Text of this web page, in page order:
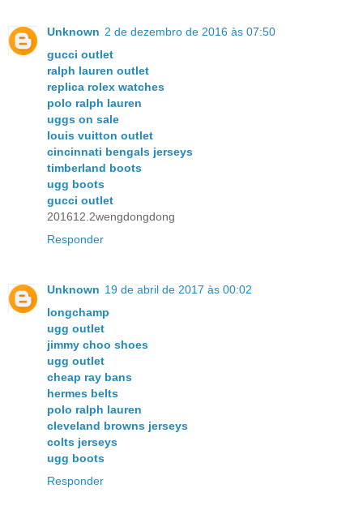
Unknown 2 de dezembro de 2016 às 07:50
gucci outlet
ralph lauren outlet
replica rolex watches
polo ralph lauren
uggs on sale
louis vuitton outlet
cincinnati bengals jerseys
timberland boots
ugg boots
gucci outlet
201612.2wengdongdong
Responder
Unknown 19 de abril de 2017 às 00:02
longchamp
ugg outlet
jimmy choo shoes
ugg outlet
cheap ray bans
hermes belts
polo ralph lauren
cleveland browns jerseys
colts jerseys
ugg boots
Responder